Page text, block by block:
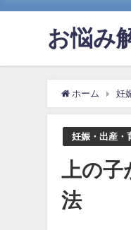
お悩み
ホーム 妊
妊娠・出産・
上の
法